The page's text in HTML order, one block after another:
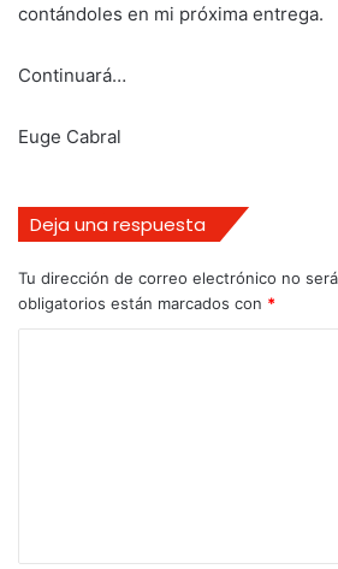
contándoles en mi próxima entrega.
Continuará…
Euge Cabral
Deja una respuesta
Tu dirección de correo electrónico no
obligatorios están marcados con *